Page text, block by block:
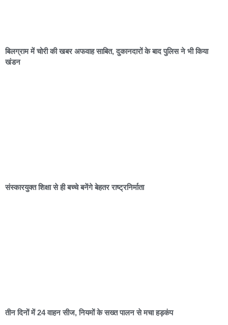
बिलग्राम में चोरी की खबर अफवाह साबित, दुकानदारों के बाद पुलिस ने भी किया
खंडन
संस्कारयुक्त शिक्षा से ही बच्चे बनेंगे बेहतर राष्ट्रनिर्माता
तीन दिनों में 24 वाहन सीज, नियमों के सख्त पालन से मचा हड़कंप